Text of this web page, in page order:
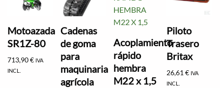
Motoazada
SR1Z-80
713,90€ IVA
INCL.
Cadenas
de goma
para
maquinaria
agrícola
Acoplamiento
rápido
hembra
M22 x 1,5
Piloto
Trasero
Britax
26,61€ IVA
INCL.